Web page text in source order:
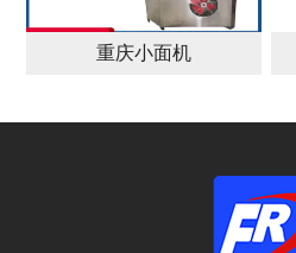
重庆小面机